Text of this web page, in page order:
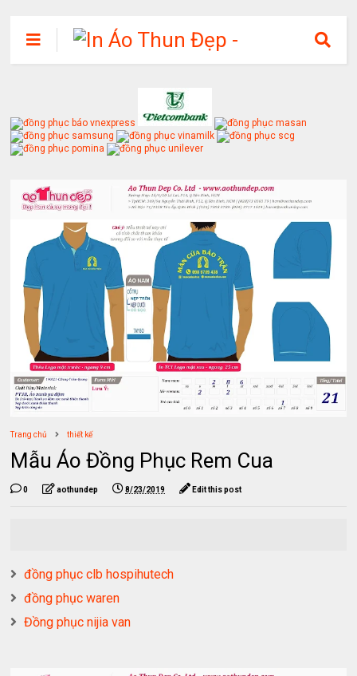
Trang chủ thiết kế
Mẫu Áo Đồng Phục Rem Cua
0 aothundep 8/23/2019 Edit this post
đồng phục clb hospihutech
đồng phục waren
Đồng phục nijia van